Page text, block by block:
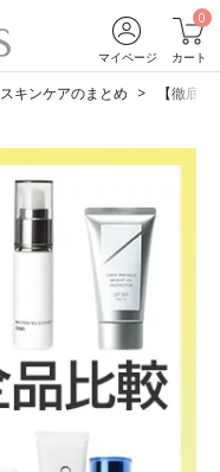
マイページ
0
カート
スキンケアのまとめ 【徹底